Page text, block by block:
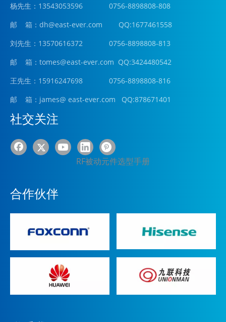
杨先生：13543053596 0756-8898808-808
邮 箱： dh@east-ever.com QQ:1677461558
刘先生：13570616372 0756-8898808-813
邮 箱：tomes@east-ever.com QQ:3424480542
王先生：15916247698 0756-8898808-816
邮 箱：james@ east-ever.com QQ:878671401
社交关注
RF被动元件选型手册
合作伙伴